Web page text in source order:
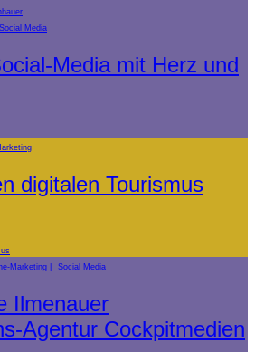
Social Media
Media mit Herz und
digitalen Tourismus
Marketing Social Media
Ilmenauer
Agentur Cockpitmedien